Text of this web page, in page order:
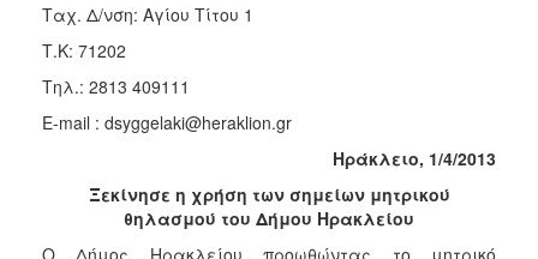
Φροντίδας
(Κ.Α.Π.Η.)
Κέντρα
Απασχόλησης
Κέντρα
Ημερήσιας
Ταχ. Δ/νση: Αγίου Τίτου 1
Τ.Κ: 71202
Τηλ.: 2813 409111
E-mail : dsyggelaki@heraklion.gr
Ηράκλειο, 1/4/2013
Ξεκίνησε η χρήση των σημείων μητρικού
θηλασμού του Δήμου Ηρακλείου
Ο Δήμος Ηρακλείου προωθώντας το μητρικό